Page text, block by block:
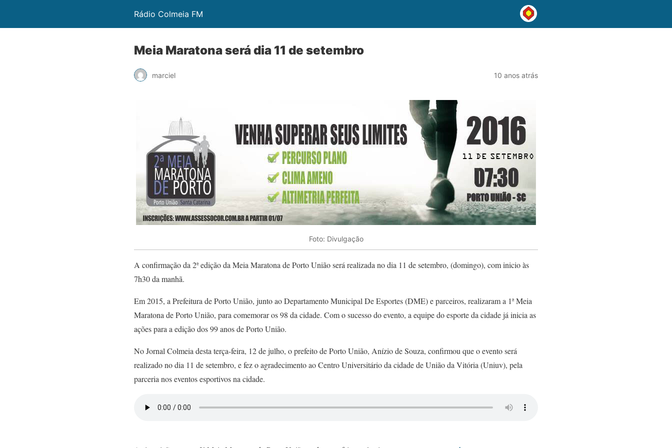
Rádio Colmeia FM
Meia Maratona será dia 11 de setembro
marciel 10 anos atrás
Foto: Divulgação
A confirmação da 2ª edição da Meia Maratona de Porto União será realizada no dia 11 de setembro, (domingo), com inicio às
7h30 da manhã.
Em 2015, a Prefeitura de Porto União, junto ao Departamento Municipal De Esportes (DME) e parceiros, realizaram a 1ª Meia
Maratona de Porto União, para comemorar os 98 da cidade. Com o sucesso do evento, a equipe do esporte da cidade já inicia as
ações para a edição dos 99 anos de Porto União.
No Jornal Colmeia desta terça-feira, 12 de julho, o prefeito de Porto União, Anízio de Souza, confirmou que o evento será
realizado no dia 11 de setembro, e fez o agradecimento ao Centro Universitário da cidade de União da Vitória (Uniuv), pela
parceria nos eventos esportivos na cidade.